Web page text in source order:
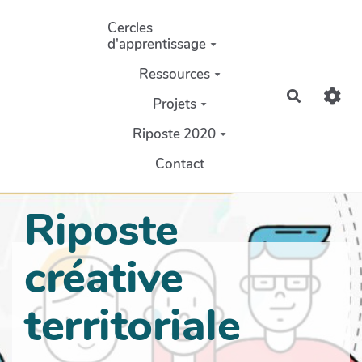
Aller au contenu principal
Cercles
d'apprentissage
Ressources
Projets
Riposte 2020
Contact
Riposte
créative
territoriale